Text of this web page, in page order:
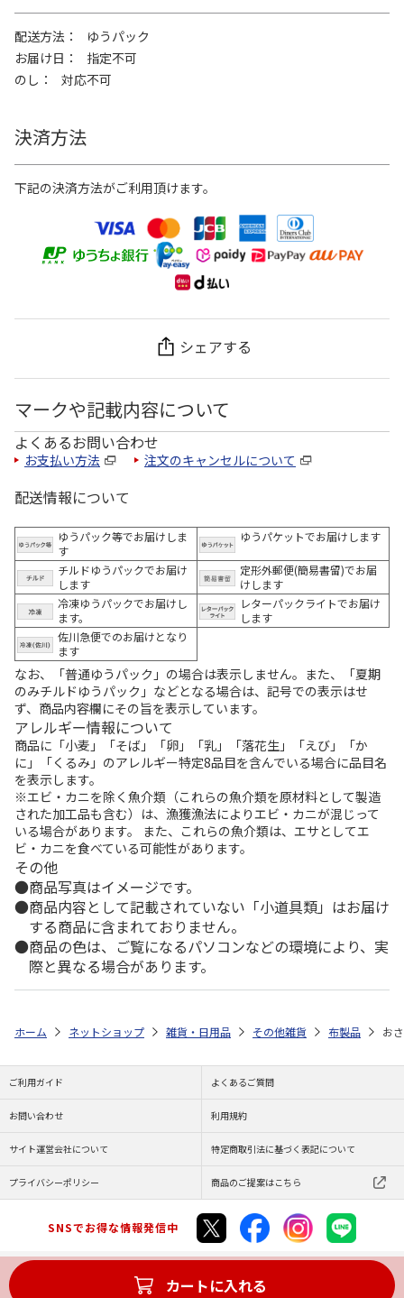
配送方法
ゆうパック
お届け日
指定不可
のし
対応不可
決済方法
下記の決済方法がご利用頂けます。
シェアする
マークや記載内容について
よくあるお問い合わせ
お支払い方法 注文のキャンセルについて
配送情報について
ゆうパック等でお届けしま
す
ゆうパケットでお届けします
チルドゆうパックでお届け
します
定形外郵便(簡易書留)でお届
けします
冷凍ゆうパックでお届けし
ます。
レターパックライトでお届け
します
佐川急便でのお届けとなり
ます
なお、「普通ゆうパック」の場合は表示しません。また、「夏期
のみチルドゆうパック」などとなる場合は、記号での表示はせ
ず、商品内容欄にその旨を表示しています。
アレルギー情報について
商品に「小麦」「そば」「卵」「乳」「落花生」「えび」「か
に」「くるみ」のアレルギー特定8品目を含んでいる場合に品目名
を表示します。
※エビ・カニを除く魚介類（これらの魚介類を原材料として製造
された加工品も含む）は、漁獲漁法によりエビ・カニが混じって
いる場合があります。 また、これらの魚介類は、エサとしてエ
ビ・カニを食べている可能性があります。
その他
商品写真はイメージです。
商品内容として記載されていない「小道具類」はお届け
する商品に含まれておりません。
商品の色は、ご覧になるパソコンなどの環境により、実
際と異なる場合があります。
カートに入れる
ホーム ネットショップ 雑貨・日用品 その他雑貨 布製品 お
ご利用ガイド よくあるご質問
お問い合わせ 利用規約
サイト運営会社について 特定商取引法に基づく表記について
プライバシーポリシー 商品のご提案はこちら
SNSでお得な情報発信中